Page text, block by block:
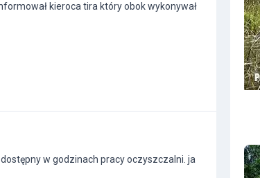
kieroca tira który obok wykonywał
w godzinach pracy oczyszczalni. ja